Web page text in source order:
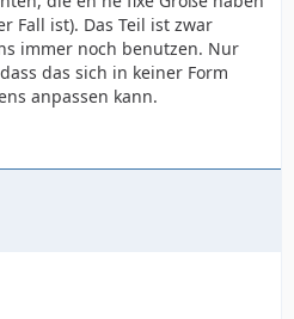
Fall ist). Das Teil ist zwar
immer noch benutzen. Nur
das sich in keiner Form
anpassen kann.